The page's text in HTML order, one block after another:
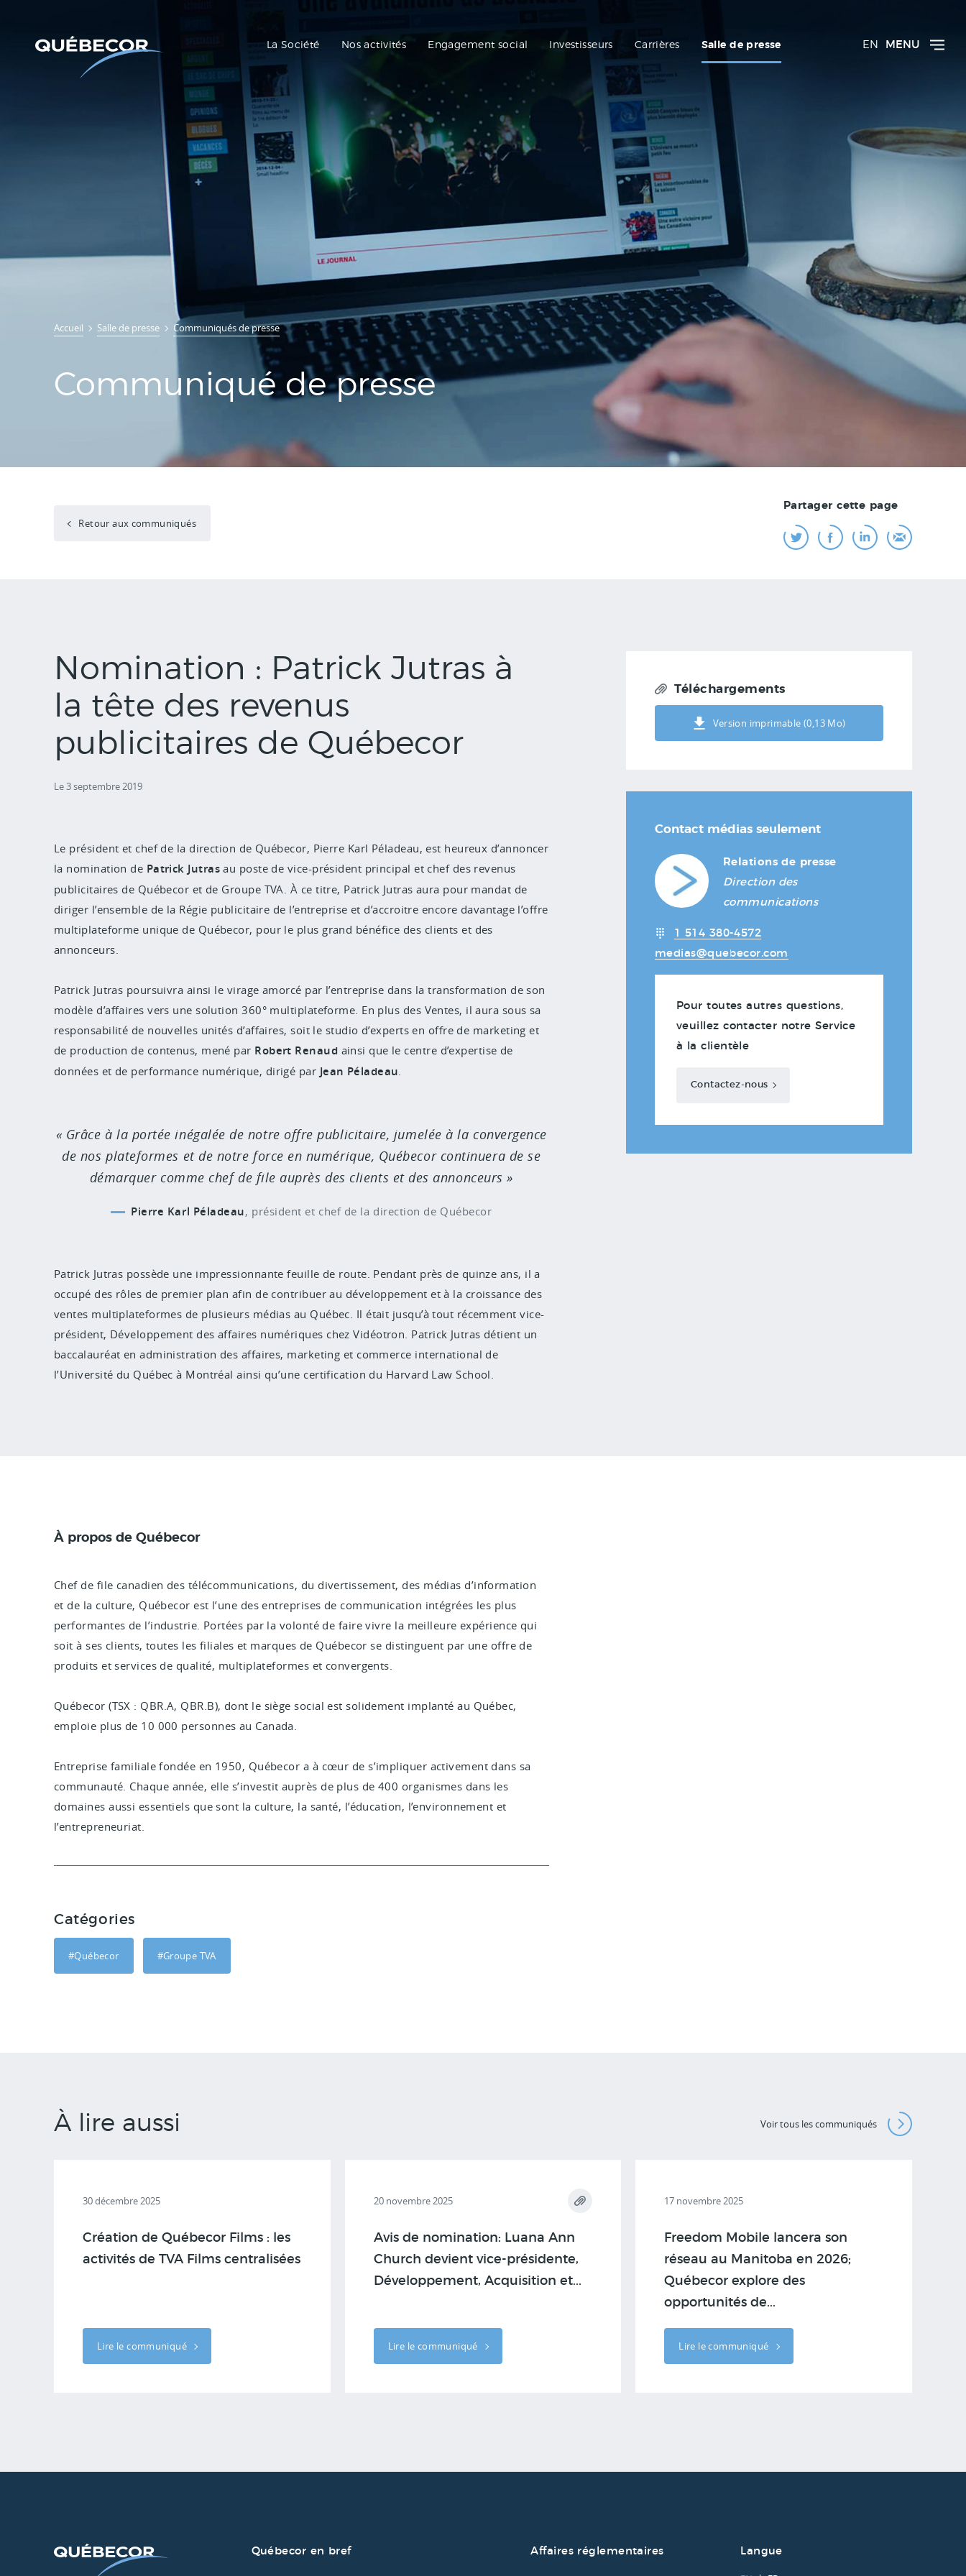
La Société Nos activités Engagement social Investisseurs Carrières Salle de presse EN MENU
Accueil Salle de presse Communiqués de presse
Communiqué de presse
Retour aux communiqués
Partager cette page
Nomination : Patrick Jutras à
la tête des revenus
publicitaires de Québecor
Le 3 septembre 2019
Le président et chef de la direction de Québecor, Pierre Karl Péladeau, est heureux d’annoncer
la nomination de Patrick Jutrasau poste de vice-président principal et chef des revenus
publicitaires de Québecor et de Groupe TVA. À ce titre, Patrick Jutras aura pour mandat de
diriger l’ensemble de la Régie publicitaire de l’entreprise et d’accroitre encore davantage l’offre
multiplateforme unique de Québecor, pour le plus grand bénéfice des clients et des
annonceurs.
Patrick Jutras poursuivra ainsi le virage amorcé par l’entreprise dans la transformation de son
modèle d’affaires vers une solution 360° multiplateforme. En plus des Ventes, il aura sous sa
responsabilité de nouvelles unités d’affaires, soit le studio d’experts en offre de marketing et
de production de contenus, mené par Robert Renaud ainsi que le centre d’expertise de
données et de performance numérique, dirigé par Jean Péladeau
Grâce à la portée inégalée de notre offre publicitaire, jumelée à la convergence
de nos plateformes et de notre force en numérique, Québecor continuera de se
démarquer comme chef de file auprès des clients et des annonceurs
Pierre Karl Péladeau, président et chef de la direction de Québecor
Patrick Jutras possède une impressionnante feuille de route. Pendant près de quinze ans, il a
occupé des rôles de premier plan afin de contribuer au développement et à la croissance des
ventes multiplateformes de plusieurs médias au Québec. Il était jusqu’à tout récemment vice-
président, Développement des affaires numériques chez Vidéotron. Patrick Jutras détient un
baccalauréat en administration des affaires, marketing et commerce international de
l’Université du Québec à Montréal ainsi qu’une certification du Harvard Law School.
À propos de Québecor
Chef de file canadien des télécommunications, du divertissement, des médias d’information
et de la culture, Québecor est l’une des entreprises de communication intégrées les plus
performantes de l’industrie. Portées par la volonté de faire vivre la meilleure expérience qui
soit à ses clients, toutes les filiales et marques de Québecor se distinguent par une offre de
produits et services de qualité, multiplateformes et convergents.
Québecor (TSX : QBR.A, QBR.B), dont le siège social est solidement implanté au Québec,
emploie plus de 10 000 personnes au Canada.
Entreprise familiale fondée en 1950, Québecor a à cœur de s’impliquer activement dans sa
communauté. Chaque année, elle s’investit auprès de plus de 400 organismes dans les
domaines aussi essentiels que sont la culture, la santé, l’éducation, l’environnement et
l’entrepreneuriat.
Catégories
#Québecor #Groupe TVA
Téléchargements
Version imprimable (0,13 Mo)
Contact médias seulement
Relations de presse
Direction des
communications
1 514 380-4572
medias@quebecor.com
Pour toutes autres questions,
veuillez contacter notre Service
à la clientèle
Contactez-nous
À lire aussi Voir tous les communiqués
30 décembre 2025
Création de Québecor Films : les
activités de TVA Films centralisées
Lire le communiqué
20 novembre 2025
Avis de nomination: Luana Ann
Church devient vice-présidente,
Développement, Acquisition et...
Lire le communiqué
17 novembre 2025
Freedom Mobile lancera son
réseau au Manitoba en 2026;
Québecor explore des
opportunités de...
Lire le communiqué
Québecor en bref Affaires réglementaires Langue